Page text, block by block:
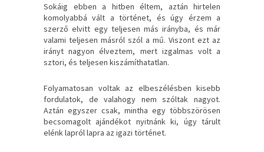
Sokáig ebben a hitben éltem, aztán hirtelen
komolyabbá vált a történet, és úgy érzem a
szerző elvitt egy teljesen más irányba, és már
valami teljesen másról szól a mű. Viszont ezt az
irányt nagyon élveztem, mert izgalmas volt a
sztori, és teljesen kiszámíthatatlan.
Folyamatosan voltak az elbeszélésben kisebb
fordulatok, de valahogy nem szóltak nagyot.
Aztán egyszer csak, mintha egy többszörösen
becsomagolt ajándékot nyitnánk ki, úgy tárult
elénk lapról lapra az igazi történet.